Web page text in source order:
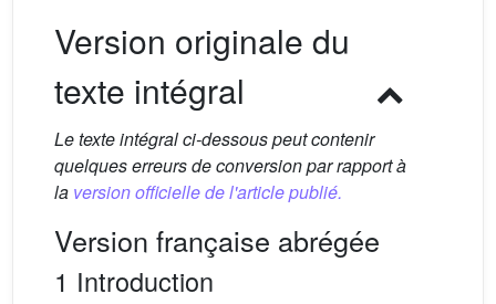
Version originale du
texte intégral
Le texte intégral ci-dessous peut contenir
quelques erreurs de conversion par rapport à
la version officielle de l'article publié.
Version française abrégée
1 Introduction